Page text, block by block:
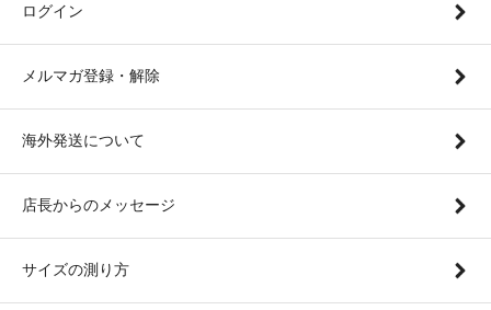
ログイン
メルマガ登録・解除
海外発送について
店長からのメッセージ
サイズの測り方